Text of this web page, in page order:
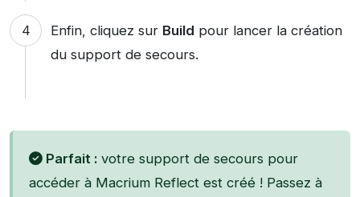
Enfin, cliquez sur Build pour lancer la création
du support de secours.
Parfait : votre support de secours pour
accéder à Macrium Reflect est créé ! Passez à